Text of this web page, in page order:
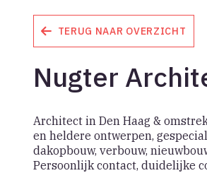
TERUG NAAR OVERZICHT
Nugter
Architect in Den Haag &
en heldere ontwerpen,
dakopbouw, verbouw,
Persoonlijk contact, duidelijke